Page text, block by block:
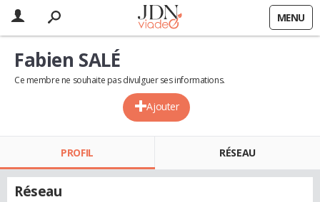
MENU
Ajouter
Fabien SALÉ
Ce membre ne souhaite pas divulguer ses informations.
PROFIL RÉSEAU
Réseau